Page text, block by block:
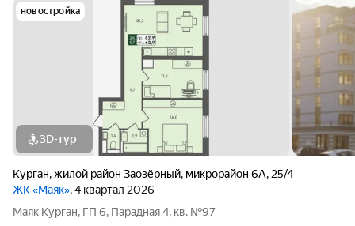
новостройка
3D-тур
Курган,жилой район Заозёрный, микрорайон 6А, 25/4
ЖК «Маяк», 4 квартал 2026
Маяк Курган, ГП 6, Парадная 4, кв. №97